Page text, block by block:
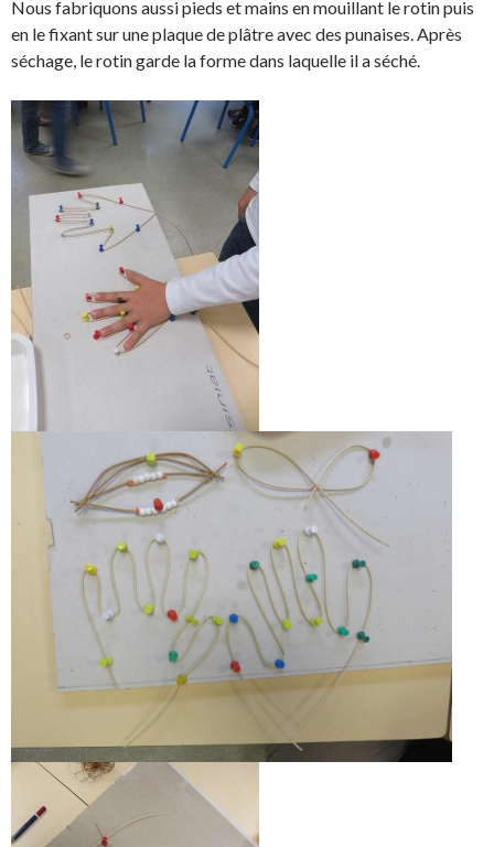
Nous fabriquons aussi pieds et mains en mouillant le rotin puis
en le fixant sur une plaque de plâtre avec des punaises. Après
séchage, le rotin garde la forme dans laquelle il a séché.